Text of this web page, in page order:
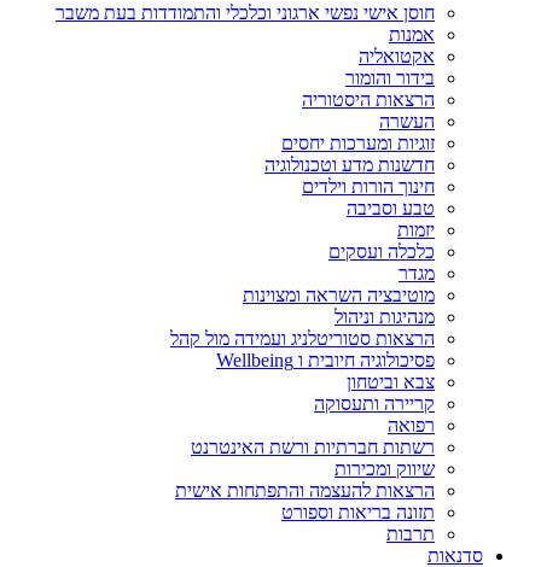
חוסן אישי נפשי ארגוני וכלכלי והתמודדות בעת משבר
אמנות
אקטואליה
בידור והומור
הרצאות היסטוריה
העשרה
זוגיות ומערכות יחסים
חדשנות מדע וטכנולוגיה
חינוך הורות וילדים
טבע וסביבה
יזמות
כלכלה ועסקים
מגדר
מוטיבציה השראה ומצוינות
מנהיגות וניהול
הרצאות סטוריטלניג ועמידה מול קהל
פסיכולוגיה חיובית ו Wellbeing
צבא וביטחון
קריירה ותעסוקה
רפואה
רשתות חברתיות ורשת האינטרנט
שיווק ומכירות
הרצאות להעצמה והתפתחות אישית
תזונה בריאות וספורט
תרבות
סדנאות